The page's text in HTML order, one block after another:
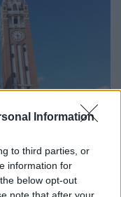
Information
to third parties, or
information for
below opt-out
színpad